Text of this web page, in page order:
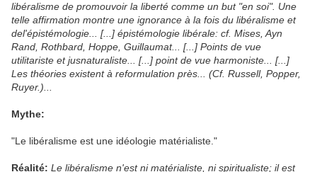
libéralisme de promouvoir la liberté comme un but "en soi". Une
telle affirmation montre une ignorance à la fois du libéralisme et
del'épistémologie... [...] épistémologie libérale: cf. Mises, Ayn
Rand, Rothbard, Hoppe, Guillaumat... [...] Points de vue
utilitariste et jusnaturaliste... [...] point de vue harmoniste... [...]
Les théories existent à reformulation près... (Cf. Russell, Popper,
Ruyer.)...
Mythe:
"Le libéralisme est une idéologie matérialiste."
Réalité: Le libéralisme n'est ni matérialiste, ni spiritualiste; il est